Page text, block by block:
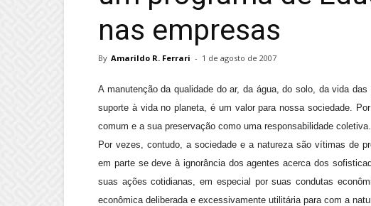
nas empresas
By Amarildo R. Ferrari - 1 de agosto de 2007
A manutenção da qualidade do ar, da água, do solo, da vida
suporte à vida no planeta, é um valor para nossa sociedade.
comum e a sua preservação como uma responsabilidade coletiva.
Por vezes, contudo, a sociedade e a natureza são vítimas de
em parte se deve à ignorância dos agentes acerca dos
suas ações cotidianas, em especial por suas condutas
econômica deliberada e excessivamente utilitária para com a